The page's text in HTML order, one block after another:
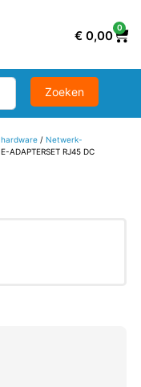
€ 0,00
0
/ Netwerk-
ADAPTERSET RJ45 DC